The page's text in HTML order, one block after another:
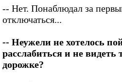
-- Нет. Понаблюдал за
отключаться...
-- Неужели не хотелось
расслабиться и не видеть
дорожке?